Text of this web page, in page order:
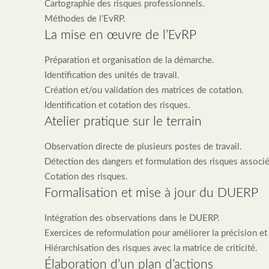
Cartographie des risques professionnels.
Méthodes de l’EvRP.
La mise en œuvre de l’EvRP
Préparation et organisation de la démarche.
Identification des unités de travail.
Création et/ou validation des matrices de cotation.
Identification et cotation des risques.
Atelier pratique sur le terrain
Observation directe de plusieurs postes de travail.
Détection des dangers et formulation des risques
Cotation des risques.
Formalisation et mise à jour du DUERP
Intégration des observations dans le DUERP.
Exercices de reformulation pour améliorer la précision et
Hiérarchisation des risques avec la matrice de criticité.
Élaboration d’un plan d’actions